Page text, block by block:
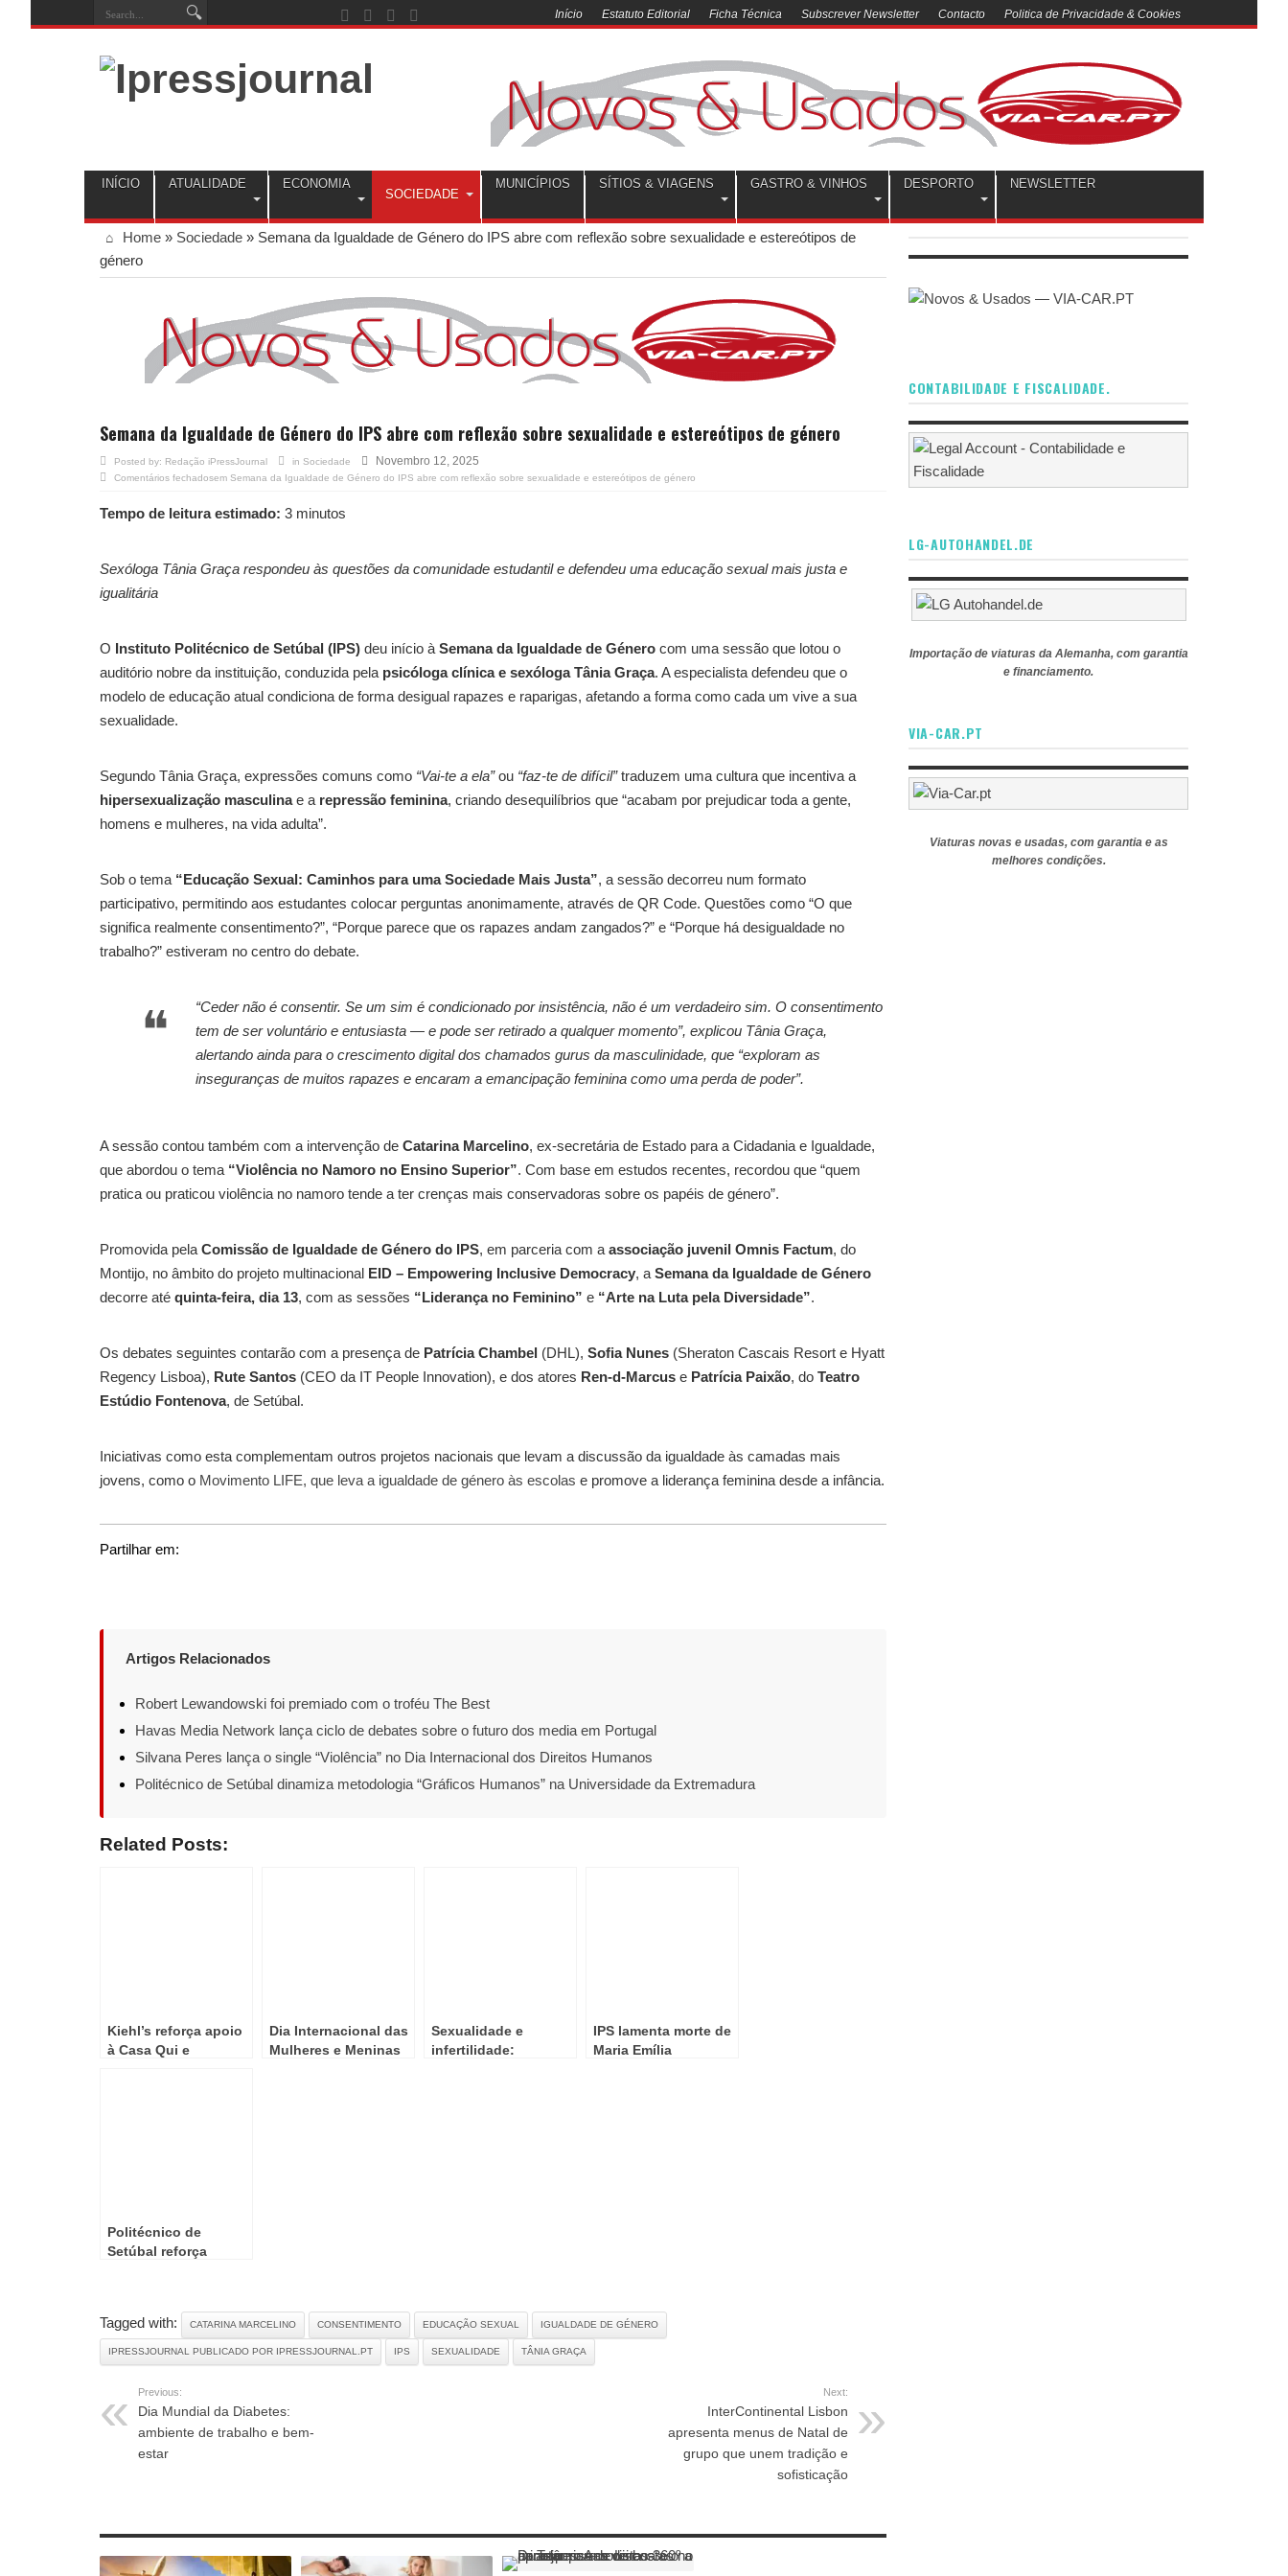
Início Estatuto Editorial Ficha Técnica Subscrever Newsletter Contacto Politica de Privacidade & Cookies
INÍCIO ATUALIDADE ECONOMIA
SOCIEDADE
MUNICÍPIOS SÍTIOS & VIAGENS GASTRO & VINHOS DESPORTO NEWSLETTER
Home » Sociedade » Semana da Igualdade de Género do IPS abre com reflexão sobre sexualidade e estereótipos de
género
Semana da Igualdade de Género do IPS abre com reflexão sobre sexualidade e estereótipos de género
Posted by: Redação iPressJournal in Sociedade Novembro 12, 2025
Comentários fechadosem Semana da Igualdade de Género do IPS abre com reflexão sobre sexualidade e estereótipos de género
Tempo de leitura estimado: 3 minutos
Sexóloga Tânia Graça respondeu às questões da comunidade estudantil e defendeu uma educação sexual mais justa e
igualitária
O Instituto Politécnico de Setúbal (IPS) deu início à Semana da Igualdade de Género com uma sessão que lotou o
auditório nobre da instituição, conduzida pela psicóloga clínica e sexóloga Tânia Graça. A especialista defendeu que o
modelo de educação atual condiciona de forma desigual rapazes e raparigas, afetando a forma como cada um vive a sua
sexualidade.
Segundo Tânia Graça, expressões comuns como “Vai-te a ela”ou “faz-te de difícil”traduzem uma cultura que incentiva a
hipersexualização masculinae a repressão feminina, criando desequilíbrios que “acabam por prejudicar toda a gente,
homens e mulheres, na vida adulta”.
Sob o tema “Educação Sexual: Caminhos para uma Sociedade Mais Justa”, a sessão decorreu num formato
participativo, permitindo aos estudantes colocar perguntas anonimamente, através de QR Code. Questões como “O que
significa realmente consentimento?”, “Porque parece que os rapazes andam zangados?” e “Porque há desigualdade no
trabalho?” estiveram no centro do debate.
“Ceder não é consentir. Se um sim é condicionado por insistência, não é um verdadeiro sim. O consentimento
tem de ser voluntário e entusiasta — e pode ser retirado a qualquer momento”, explicou Tânia Graça,
alertando ainda para o crescimento digital dos chamados gurus da masculinidade, que “exploram as
inseguranças de muitos rapazes e encaram a emancipação feminina como uma perda de poder”.
A sessão contou também com a intervenção de Catarina Marcelino, ex-secretária de Estado para a Cidadania e Igualdade,
que abordou o tema “Violência no Namoro no Ensino Superior”. Com base em estudos recentes, recordou que “quem
pratica ou praticou violência no namoro tende a ter crenças mais conservadoras sobre os papéis de género”.
Promovida pela Comissão de Igualdade de Género do IPS, em parceria com a associação juvenil Omnis Factum, do
Montijo, no âmbito do projeto multinacional EID – Empowering Inclusive Democracy, a Semana da Igualdade de Género
decorre até quinta-feira, dia 13, com as sessões “Liderança no Feminino” e “Arte na Luta pela Diversidade”.
Os debates seguintes contarão com a presença de Patrícia Chambel (DHL), Sofia Nunes (Sheraton Cascais Resort e Hyatt
Regency Lisboa), Rute Santos (CEO da IT People Innovation), e dos atores Ren-d-Marcus e Patrícia Paixão, do Teatro
Estúdio Fontenova, de Setúbal.
Iniciativas como esta complementam outros projetos nacionais que levam a discussão da igualdade às camadas mais
jovens, como o Movimento LIFE, que leva a igualdade de género às escolas e promove a liderança feminina desde a infância.
Partilhar em:
Artigos Relacionados
Robert Lewandowski foi premiado com o troféu The Best
Havas Media Network lança ciclo de debates sobre o futuro dos media em Portugal
Silvana Peres lança o single “Violência” no Dia Internacional dos Direitos Humanos
Politécnico de Setúbal dinamiza metodologia “Gráficos Humanos” na Universidade da Extremadura
Related Posts:
Kiehl’s reforça apoio
à Casa Qui e
Dia Internacional das
Mulheres e Meninas
Sexualidade e
infertilidade:
IPS lamenta morte de
Maria Emília
Politécnico de
Setúbal reforça
Tagged with: CATARINA MARCELINO CONSENTIMENTO EDUCAÇÃO SEXUAL IGUALDADE DE GÉNERO
IPRESSJOURNAL PUBLICADO POR IPRESSJOURNAL.PT IPS SEXUALIDADE TÂNIA GRAÇA
Previous:
Dia Mundial da Diabetes:
ambiente de trabalho e bem-
estar
Next:
InterContinental Lisbon
apresenta menus de Natal de
grupo que unem tradição e
sofisticação
CONTABILIDADE E FISCALIDADE.
LG-AUTOHANDEL.DE
Importação de viaturas da Alemanha, com garantia
e financiamento.
VIA-CAR.PT
Viaturas novas e usadas, com garantia e as
melhores condições.